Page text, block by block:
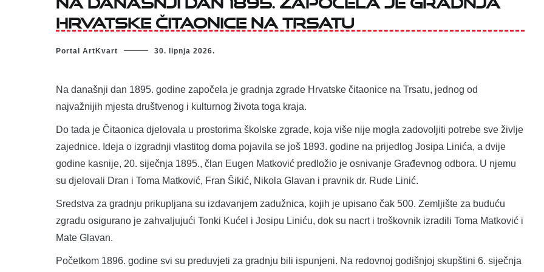
Hrvatske čitaonice na Trsatu
Portal ArtKvart 30. lipnja 2026.
Na današnji dan 1895. godine započela je gradnja zgrade Hrvatske čitaonice na Trsatu, jednog od
najvažnijih mjesta društvenog i kulturnog života toga kraja.
Do tada je Čitaonica djelovala u prostorima školske zgrade, koja više nije mogla zadovoljiti potrebe sve življe
zajednice. Ideja o izgradnji vlastitog doma pojavila se još 1893. godine na prijedlog Josipa Linića, a dvije
godine kasnije, 20. siječnja 1895., član Eugen Matković predložio je osnivanje Građevnog odbora. U njemu
su djelovali Dran i Toma Matković, Fran Šikić, Nikola Glavan i pravnik dr. Rude Linić.
Sredstva za gradnju prikupljana su izdavanjem zadužnica, kojih je upisano čak 500. Zemljište za buduću
zgradu osigurano je zahvaljujući Tonki Kućel i Josipu Liniću, dok su nacrt i troškovnik izradili Toma Matković i
Mate Glavan.
Početkom 1896. godine svi su preduvjeti za gradnju bili ispunjeni. Na redovnoj godišnjoj skupštini 6. siječnja